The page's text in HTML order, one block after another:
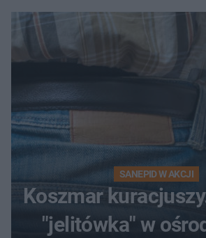
SANEPID W AKCJI
Koszmar
"jelitówka" w